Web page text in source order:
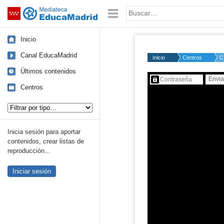
Saltar navegación Palabra o frase:
Inicio
Canal EducaMadrid
Últimos contenidos
Centros
Inicia sesión para aportar
contenidos, crear listas de
reproducción...
Iniciar sesión
Inicio Centros
Contenido protegido…